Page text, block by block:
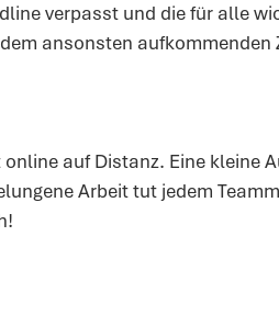
verpasst und die für alle
ansonsten aufkommenden
auf Distanz. Eine kleine
Arbeit tut jedem